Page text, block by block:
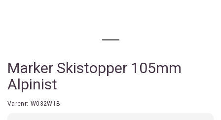
Marker Skistopper 105mm
Alpinist
Varenr: W032W1B